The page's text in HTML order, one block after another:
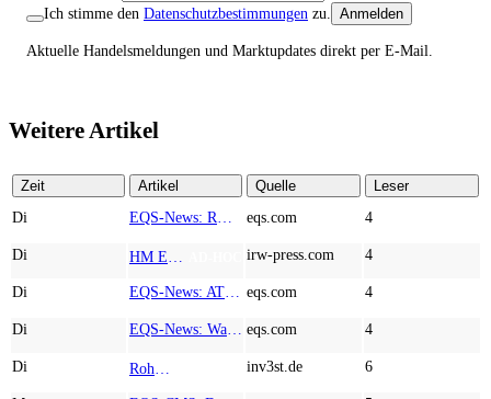
Ich stimme den Datenschutzbestimmungen zu. Anmelden
Aktuelle Handelsmeldungen und Marktupdates direkt per E-Mail.
Weitere Artikel
Zeit Artikel Quelle
Leser
Di
eqs.com 4
Di irw-press.com 4
Di eqs.com 4
Di eqs.com 4
Di inv3st.de 6